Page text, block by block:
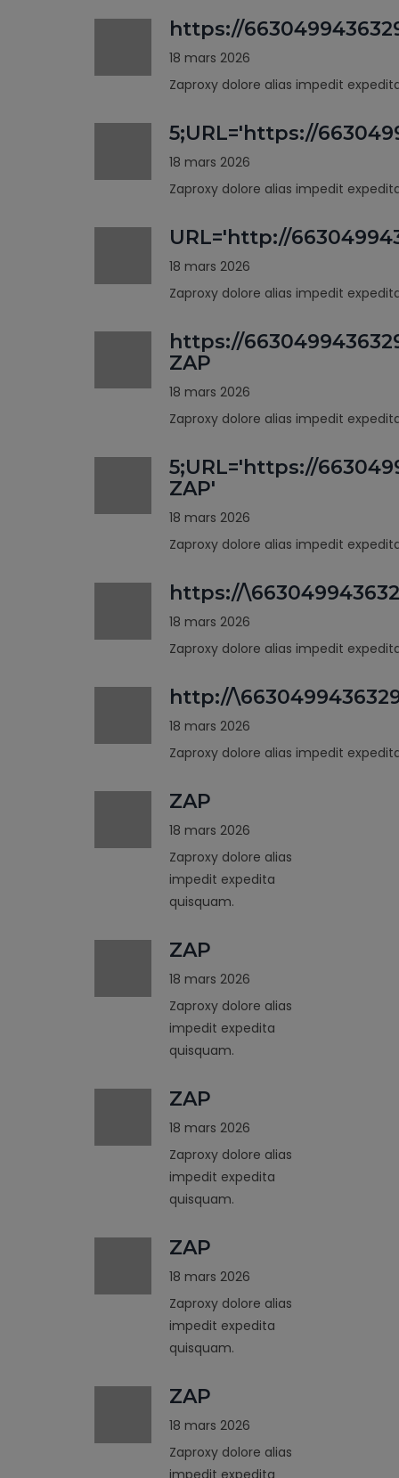
https://
18 mars 2026
Zaproxy dolore alias impedit
5;URL='https://
18 mars 2026
Zaproxy dolore alias impedit
URL='http://
18 mars 2026
Zaproxy dolore alias impedit
https://
ZAP
18 mars 2026
Zaproxy dolore alias impedit
5;URL='https://
ZAP'
18 mars 2026
Zaproxy dolore alias impedit
https://
18 mars 2026
Zaproxy dolore alias impedit
http://
18 mars 2026
Zaproxy dolore alias impedit
ZAP
18 mars 2026
Zaproxy dolore alias
impedit expedita
quisquam.
ZAP
18 mars 2026
Zaproxy dolore alias
impedit expedita
quisquam.
ZAP
18 mars 2026
Zaproxy dolore alias
impedit expedita
quisquam.
ZAP
18 mars 2026
Zaproxy dolore alias
impedit expedita
quisquam.
ZAP
18 mars 2026
Zaproxy dolore alias
impedit expedita